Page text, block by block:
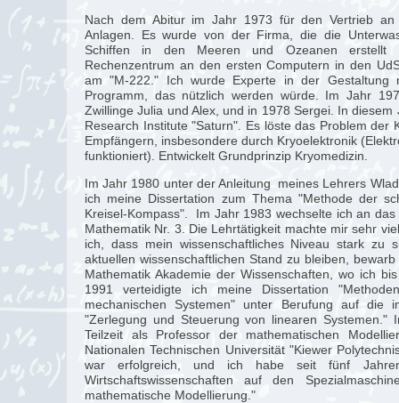
Nach dem Abitur im Jahr 1973 für den Vertrieb an
Anlagen. Es wurde von der Firma, die die
Schiffen in den Meeren und Ozeanen erstellt
Rechenzentrum an den ersten Computern in den
am "M-222." Ich wurde Experte in der Gestaltung
Programm, das nützlich werden würde. Im Jahr
Zwillinge Julia und Alex, und in 1978 Sergei. In
Research Institute "Saturn". Es löste das Problem der
Empfängern, insbesondere durch Kryoelektronik
funktioniert). Entwickelt Grundprinzip Kryomedizin.
Im Jahr 1980 unter der Anleitung meines Lehrers
ich meine Dissertation zum Thema "Methode der
Kreisel-Kompass". Im Jahr 1983 wechselte ich an
Mathematik Nr. 3. Die Lehrtätigkeit machte mir sehr
ich, dass mein wissenschaftliches Niveau stark zu
aktuellen wissenschaftlichen Stand zu bleiben,
Mathematik Akademie der Wissenschaften, wo ich
1991 verteidigte ich meine Dissertation
mechanischen Systemen" unter Berufung auf die
"Zerlegung und Steuerung von linearen
Teilzeit als Professor der mathematischen
Nationalen Technischen Universität "Kiewer
war erfolgreich, und ich habe seit fünf
Wirtschaftswissenschaften auf den
mathematische Modellierung."